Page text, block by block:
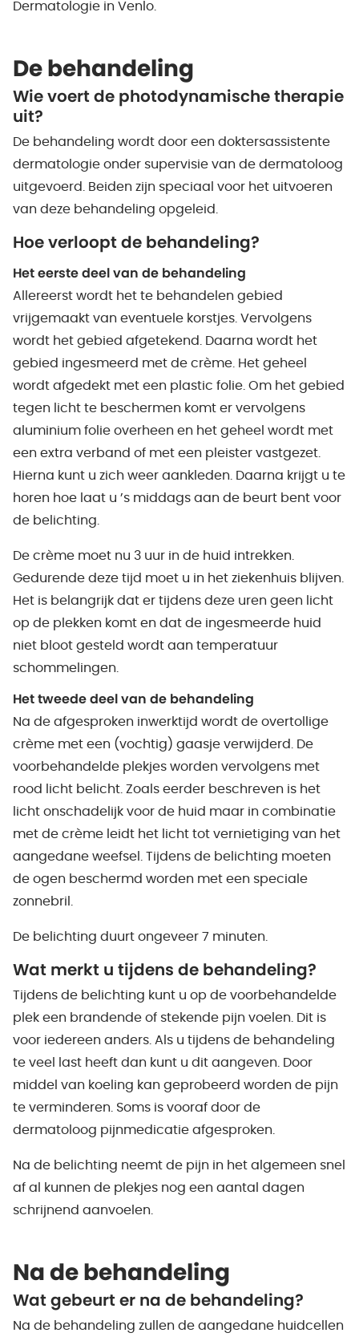
Dermatologie in Venlo.
De behandeling
Wie voert de photodynamische therapie
uit?
De behandeling wordt door een doktersassistente
dermatologie onder supervisie van de dermatoloog
uitgevoerd. Beiden zijn speciaal voor het uitvoeren
van deze behandeling opgeleid.
Hoe verloopt de behandeling?
Het eerste deel van de behandeling
Allereerst wordt het te behandelen gebied
vrijgemaakt van eventuele korstjes. Vervolgens
wordt het gebied afgetekend. Daarna wordt het
gebied ingesmeerd met de crème. Het geheel
wordt afgedekt met een plastic folie. Om het gebied
tegen licht te beschermen komt er vervolgens
aluminium folie overheen en het geheel wordt met
een extra verband of met een pleister vastgezet.
Hierna kunt u zich weer aankleden. Daarna krijgt u te
horen hoe laat u ’s middags aan de beurt bent voor
de belichting.
De crème moet nu 3 uur in de huid intrekken.
Gedurende deze tijd moet u in het ziekenhuis blijven.
Het is belangrijk dat er tijdens deze uren geen licht
op de plekken komt en dat de ingesmeerde huid
niet bloot gesteld wordt aan temperatuur
schommelingen.
Het tweede deel van de behandeling
Na de afgesproken inwerktijd wordt de overtollige
crème met een (vochtig) gaasje verwijderd. De
voorbehandelde plekjes worden vervolgens met
rood licht belicht. Zoals eerder beschreven is het
licht onschadelijk voor de huid maar in combinatie
met de crème leidt het licht tot vernietiging van het
aangedane weefsel. Tijdens de belichting moeten
de ogen beschermd worden met een speciale
zonnebril.
De belichting duurt ongeveer 7 minuten.
Wat merkt u tijdens de behandeling?
Tijdens de belichting kunt u op de voorbehandelde
plek een brandende of stekende pijn voelen. Dit is
voor iedereen anders. Als u tijdens de behandeling
te veel last heeft dan kunt u dit aangeven. Door
middel van koeling kan geprobeerd worden de pijn
te verminderen. Soms is vooraf door de
dermatoloog pijnmedicatie afgesproken.
Na de belichting neemt de pijn in het algemeen snel
af al kunnen de plekjes nog een aantal dagen
schrijnend aanvoelen.
Na de behandeling
Wat gebeurt er na de behandeling?
Na de behandeling zullen de aangedane huidcellen